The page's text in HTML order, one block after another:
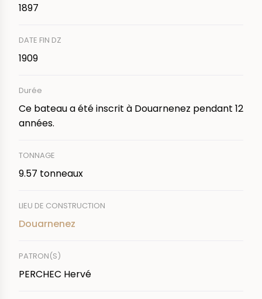
1897
DATE FIN DZ
1909
Durée
Ce bateau a été inscrit à Douarnenez pendant 12
années.
TONNAGE
9.57 tonneaux
LIEU DE CONSTRUCTION
Douarnenez
PATRON(S)
PERCHEC Hervé